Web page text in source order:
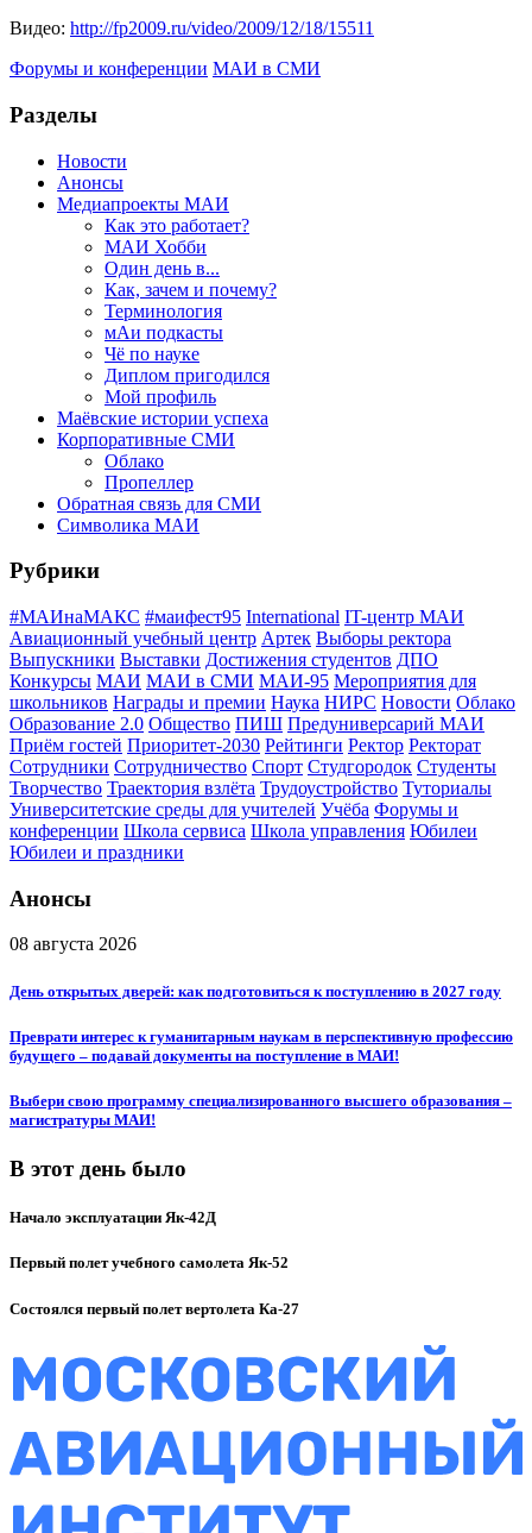
Видео: http://fp2009.ru/video/2009/12/18/15511
Форумы и конференции МАИ в СМИ
Разделы
Новости
Анонсы
Медиапроекты МАИ
Как это работает?
МАИ Хобби
Один день в...
Как, зачем и почему?
Терминология
мАи подкасты
Чё по науке
Диплом пригодился
Мой профиль
Маёвские истории успеха
Корпоративные СМИ
Облако
Пропеллер
Обратная связь для СМИ
Символика МАИ
Рубрики
#МАИнаМАКС #маифест95 International IT-центр МАИ
Авиационный учебный центр Артек Выборы ректора
Выпускники Выставки Достижения студентов ДПО
Конкурсы МАИ МАИ в СМИ МАИ-95 Мероприятия для
школьников Награды и премии Наука НИРС Новости Облако
Образование 2.0 Общество ПИШ Предуниверсарий МАИ
Приём гостей Приоритет-2030 Рейтинги Ректор Ректорат
Сотрудники Сотрудничество Спорт Студгородок Студенты
Творчество Траектория взлёта Трудоустройство Туториалы
Университетские среды для учителей Учёба Форумы и
конференции Школа сервиса Школа управления Юбилеи
Юбилеи и праздники
Анонсы
08 августа 2026
День открытых дверей: как подготовиться к поступлению в 2027 году
Преврати интерес к гуманитарным наукам в перспективную профессию
будущего – подавай документы на поступление в МАИ!
Выбери свою программу специализированного высшего образования –
магистратуры МАИ!
В этот день было
Начало эксплуатации Як-42Д
Первый полет учебного самолета Як-52
Состоялся первый полет вертолета Ка-27